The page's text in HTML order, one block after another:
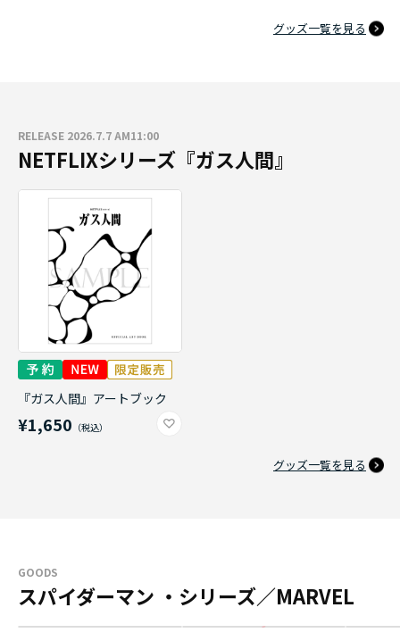
グッズ一覧を見る
RELEASE 2026.7.7 AM11:00
NETFLIXシリーズ『ガス人間』
『ガス人間』アートブック
¥1,650
グッズ一覧を見る
GOODS
スパイダーマン ・シリーズ／MARVEL